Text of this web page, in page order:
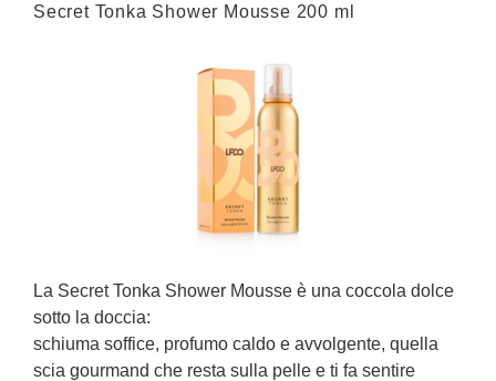
Secret Tonka Shower Mousse 200 ml
La Secret Tonka Shower Mousse è una coccola dolce
sotto la doccia:
schiuma soffice, profumo caldo e avvolgente, quella
scia gourmand che resta sulla pelle e ti fa sentire